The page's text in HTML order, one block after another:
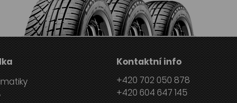
Kontaktní info
+420 702 050 878
+420 604 647 145